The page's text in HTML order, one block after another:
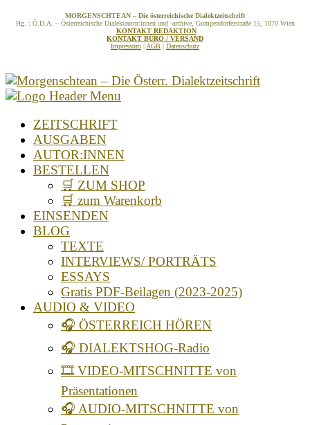
MORGENSCHTEAN – Die österreichische Dialektzeitschrift
Hg. : Ö.D.A. – Österreichische Dialektautor:innen und -archive, Gumpendorferstraße 15, 1070 Wien
KONTAKT REDAKTION
KONTAKT BÜRO / VERSAND
Impressum |AGB | Datenschutz
ZEITSCHRIFT
AUSGABEN
AUTOR:INNEN
BESTELLEN
🛒 ZUM SHOP
🛒 zum Warenkorb
EINSENDEN
BLOG
TEXTE
INTERVIEWS/ PORTRÄTS
ESSAYS
Gratis PDF-Beilagen (2023-2025)
AUDIO & VIDEO
🎧 ÖSTERREICH HÖREN
🎧 DIALEKTSHOG-Radio
🎞️ VIDEO-MITSCHNITTE von
Präsentationen
🎧 AUDIO-MITSCHNITTE von